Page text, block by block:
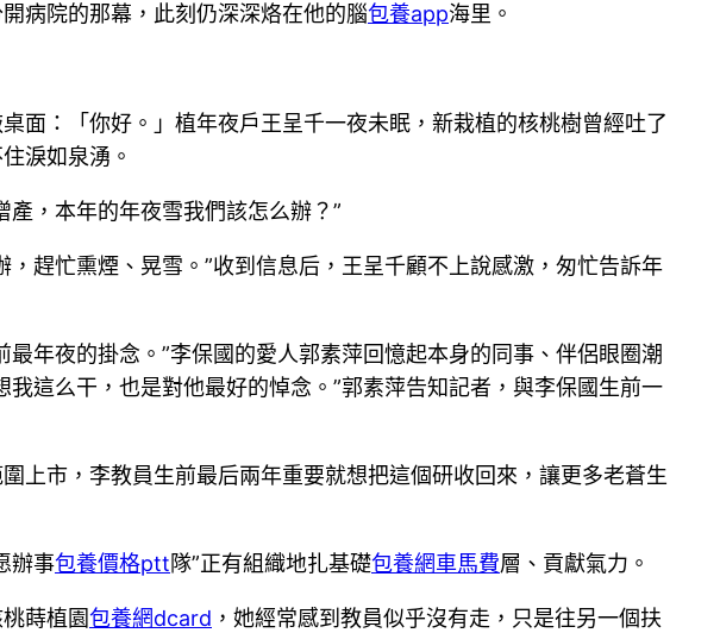
病院的那幕，此刻仍深深烙在他的腦包養app海里。
面：「你好。」植年夜戶王呈千一夜未眠，新栽植的核桃樹曾經吐了
淚如泉湧。
，本年的年夜雪我們該怎么辦？”
趕忙熏煙、晃雪。”收到信息后，王呈千顧不上說感激，匆忙告訴年
夜的掛念。”李保國的愛人郭素萍回憶起本身的同事、伴侶眼圈潮
我這么干，也是對他最好的悼念。”郭素萍告知記者，與李保國生前一
市，李教員生前最后兩年重要就想把這個研收回來，讓更多老蒼生
辦事包養價格ptt隊”正有組織地扎基礎包養網車馬費層、貢獻氣力。
蒔植園包養網dcard ，她經常感到教員似乎沒有走，只是往另一個扶